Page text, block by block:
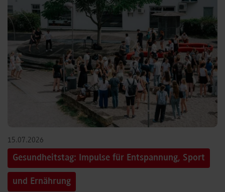
15.07.2026
Gesundheitstag: Impulse für Entspannung, Sport
und Ernährung